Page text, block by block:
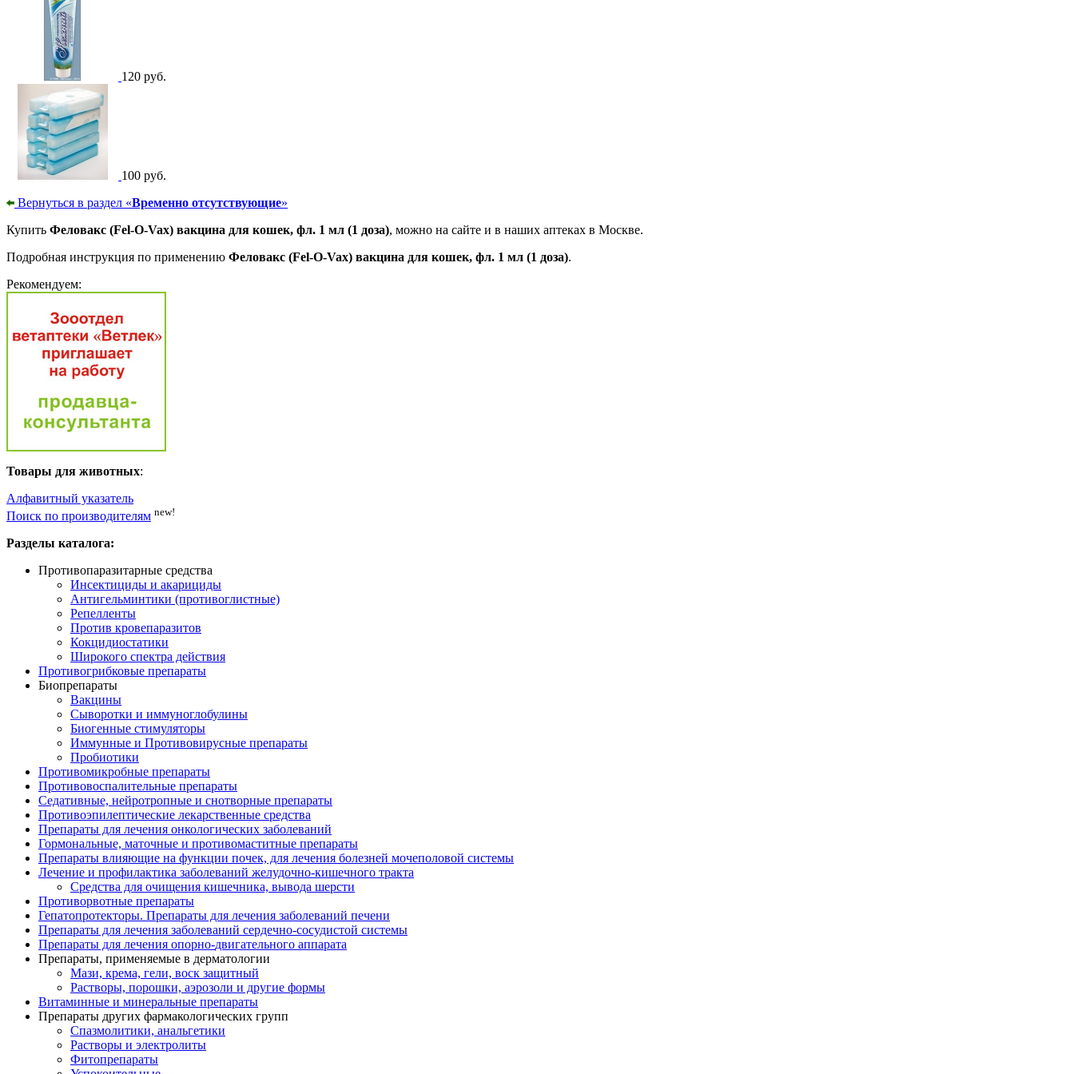
120 руб.
100 руб.
Вернуться в раздел «Временно отсутствующие»
Купить Феловакс (Fel-O-Vax) вакцина для кошек, фл. 1 мл (1 доза), можно на сайте и в наших аптеках в Москве.
Подробная инструкция по применению Феловакс (Fel-O-Vax) вакцина для кошек, фл. 1 мл (1 доза).
Рекомендуем:
Товары для животных:
Алфавитный указатель
Поиск по производителям new!
Разделы каталога:
Противопаразитарные средства
Инсектициды и акарициды
Антигельминтики (противоглистные)
Репелленты
Против кровепаразитов
Кокцидиостатики
Широкого спектра действия
Противогрибковые препараты
Биопрепараты
Вакцины
Сыворотки и иммуноглобулины
Биогенные стимуляторы
Иммунные и Противовирусные препараты
Пробиотики
Противомикробные препараты
Противовоспалительные препараты
Седативные, нейротропные и снотворные препараты
Противоэпилептические лекарственные средства
Препараты для лечения онкологических заболеваний
Гормональные, маточные и противомаститные препараты
Препараты влияющие на функции почек, для лечения болезней мочеполовой системы
Лечение и профилактика заболеваний желудочно-кишечного тракта
Средства для очищения кишечника, вывода шерсти
Противорвотные препараты
Гепатопротекторы. Препараты для лечения заболеваний печени
Препараты для лечения заболеваний сердечно-сосудистой системы
Препараты для лечения опорно-двигательного аппарата
Препараты, применяемые в дерматологии
Мази, крема, гели, воск защитный
Растворы, порошки, аэрозоли и другие формы
Витаминные и минеральные препараты
Препараты других фармакологических групп
Спазмолитики, анальгетики
Растворы и электролиты
Фитопрепараты